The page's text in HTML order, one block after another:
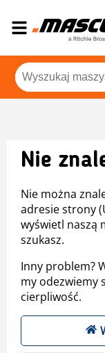
Nie
Nie można
adresie strony
wyświetl naszą
szukasz.
Inny problem?
my odezwiemy
cierpliwość.